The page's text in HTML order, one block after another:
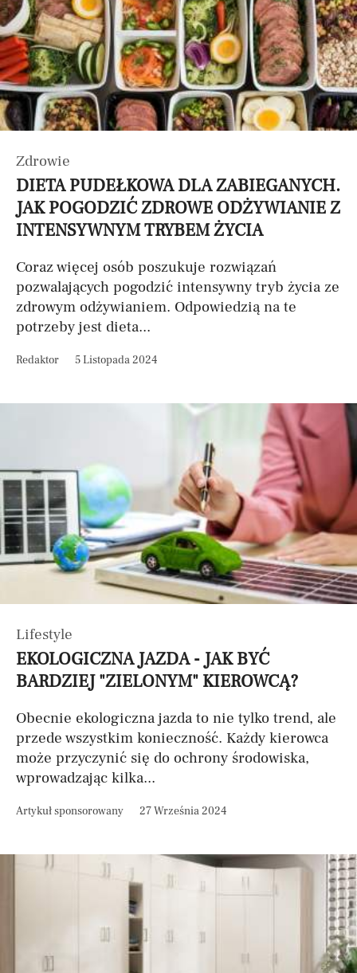
Zdrowie
DIETA PUDEŁKOWA DLA ZABIEGANYCH.
JAK POGODZIĆ ZDROWE ODŻYWIANIE Z
INTENSYWNYM TRYBEM ŻYCIA
Coraz więcej osób poszukuje rozwiązań
pozwalających pogodzić intensywny tryb życia ze
zdrowym odżywianiem. Odpowiedzią na te
potrzeby jest dieta...
Redaktor 5 Listopada 2024
Lifestyle
EKOLOGICZNA JAZDA - JAK BYĆ
BARDZIEJ "ZIELONYM" KIEROWCĄ?
Obecnie ekologiczna jazda to nie tylko trend, ale
przede wszystkim konieczność. Każdy kierowca
może przyczynić się do ochrony środowiska,
wprowadzając kilka...
Artykuł sponsorowany 27 Września 2024